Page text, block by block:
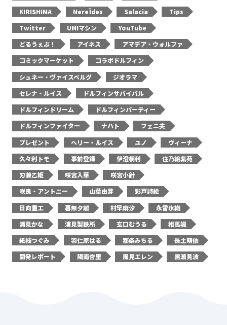
KIRISHIMA
NereÏdes Salacia
Tips
Twitter
UMIマシン
YouTube
どるうぇぶ！
アイネス
アマデア・ウォルファ
コミックマーケット
コラボドルフィン
シュネー・ヴァイスベルグ
ジオラマ
セレナ・ルイス
ドルフィンサバイバル
ドルフィンドリーム
ドルフィンパーティー
ドルフィンファイター
ナハト
フェニ夫
プレゼント
ヘリー・ルイス ユノ
ヴィーナ
久々利トモ
事前登録 伊澄桐利
住乃絵紫苑
刃兼乙姫
咲宮入華
咲宮小針
咲良・アントニー
山葉由芽
彩戸詩絵
日向重工
暮無夕離 村早麻汐
永雪氷織
浦見かな
浦見製鉄所 玄口むうる
相馬颯
紙枝つぐみ
羽仁原はる 都条みちる
長土萌依
開発レポート
陽南杏里 風見エレン 黒瀬見波